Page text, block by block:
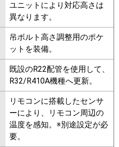
ユニットにより対応高さは
異なります。
吊ボルト高さ調整用のポケ
ットを装備。
既設のR22配管を使用して、
R32/R410A機種へ更新。
リモコンに搭載したセンサ
ーにより、リモコン周辺の
温度を感知。※別途設定が必
要。